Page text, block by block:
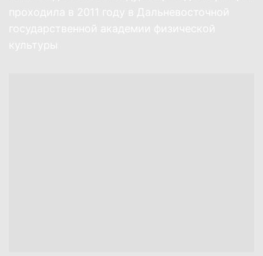
проходила в 2011 году в Дальневосточной
государственной академии физической
культуры